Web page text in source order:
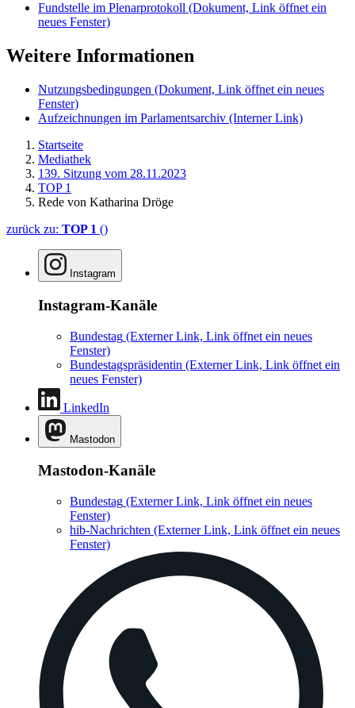
Fundstelle im Plenarprotokoll (Dokument, Link öffnet ein
neues Fenster)
Weitere Informationen
Nutzungsbedingungen (Dokument, Link öffnet ein neues
Fenster)
Aufzeichnungen im Parlamentsarchiv (Interner Link)
Startseite
Mediathek
139. Sitzung vom 28.11.2023
TOP 1
Rede von Katharina Dröge
zurück zu: TOP 1 ()
Instagram
Instagram-Kanäle
Bundestag (Externer Link, Link öffnet ein neues
Fenster)
Bundestagspräsidentin (Externer Link, Link öffnet ein
neues Fenster)
LinkedIn
Mastodon
Mastodon-Kanäle
Bundestag (Externer Link, Link öffnet ein neues
Fenster)
hib-Nachrichten (Externer Link, Link öffnet ein neues
Fenster)